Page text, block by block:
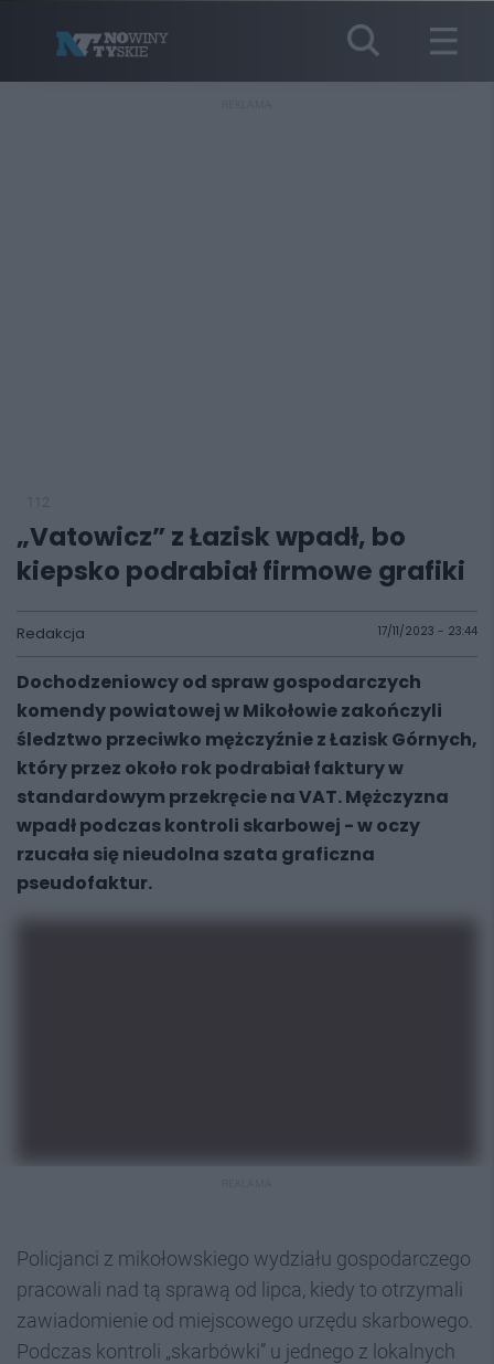
„Vatowicz” z Łazisk wpadł, bo
kiepsko podrabiał firmowe grafiki
Redakcja 17/11/2023 - 23:44
Dochodzeniowcy od spraw gospodarczych
komendy powiatowej w Mikołowie zakończyli
śledztwo przeciwko mężczyźnie z Łazisk Górnych,
który przez około rok podrabiał faktury w
standardowym przekręcie na VAT. Mężczyzna
wpadł podczas kontroli skarbowej - w oczy
rzucała się nieudolna szata graficzna
pseudofaktur.
Policjanci z mikołowskiego wydziału gospodarczego
pracowali nad tą sprawą od lipca, kiedy to otrzymali
zawiadomienie od miejscowego urzędu skarbowego.
Podczas kontroli „skarbówki” u jednego z lokalnych